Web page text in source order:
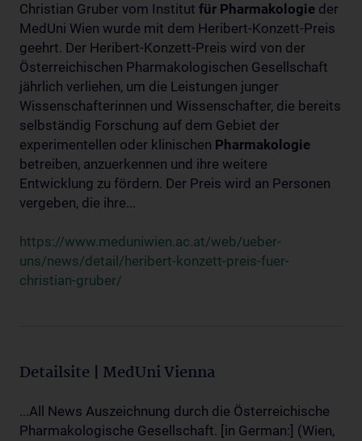
Christian Gruber vom Institut für Pharmakologie der
MedUni Wien wurde mit dem Heribert-Konzett-Preis
geehrt. Der Heribert-Konzett-Preis wird von der
Österreichischen Pharmakologischen Gesellschaft
jährlich verliehen, um die Leistungen junger
Wissenschafterinnen und Wissenschafter, die bereits
selbständig Forschung auf dem Gebiet der
experimentellen oder klinischen Pharmakologie
betreiben, anzuerkennen und ihre weitere
Entwicklung zu fördern. Der Preis wird an Personen
vergeben, die ihre...
https://www.meduniwien.ac.at/web/ueber-
uns/news/detail/heribert-konzett-preis-fuer-
christian-gruber/
Detailsite | MedUni Vienna
...All News Auszeichnung durch die Österreichische
Pharmakologische Gesellschaft. [in German:] (Wien,